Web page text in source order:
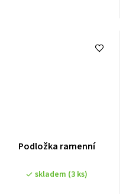
Podložka ramenní
skladem (3 ks)